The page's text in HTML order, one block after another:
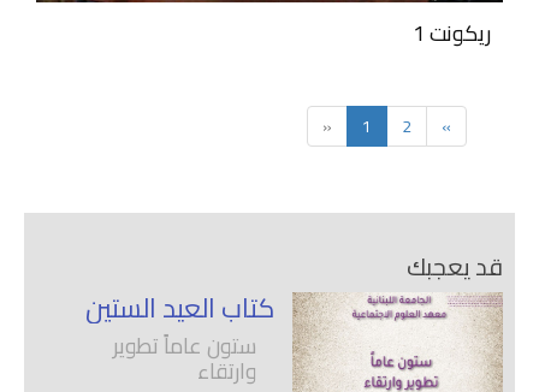
ريكونت 1
« 1 2 »
قد يعجبك
كتاب العيد الستين
ستون عاماً تطوير
وارتقاء